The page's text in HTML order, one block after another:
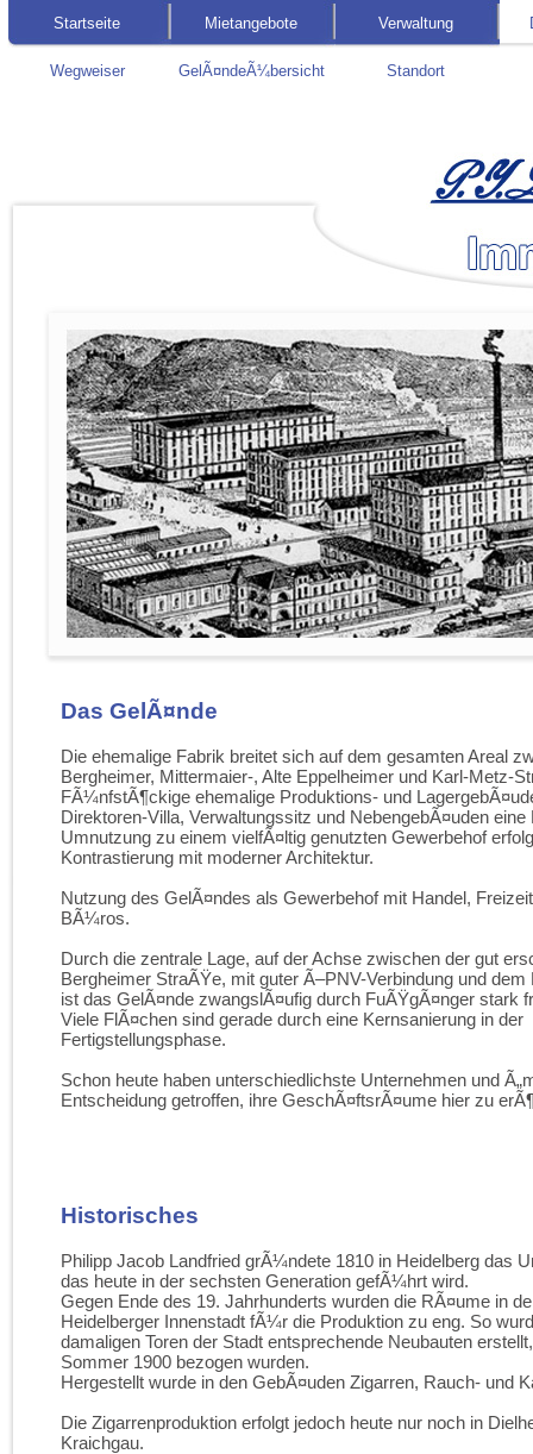
Startseite Mietangebote Verwaltung
Wegweiser GelÃ¤ndeÃ¼bersicht Standort
Das GelÃ¤nde
Die ehemalige Fabrik breitet sich auf dem gesamten Areal
Bergheimer, Mittermaier-, Alte Eppelheimer und Karl-Metz-
FÃ¼nfstÃ¶ckige ehemalige Produktions- und
Direktoren-Villa, Verwaltungssitz und NebengebÃ¤uden eine
Umnutzung zu einem vielfÃ¤ltig genutzten Gewerbehof
Kontrastierung mit moderner Architektur.
Nutzung des GelÃ¤ndes als Gewerbehof mit Handel,
BÃ¼ros.
Durch die zentrale Lage, auf der Achse zwischen der gut
Bergheimer StraÃŸe, mit guter Ã–PNV-Verbindung und dem
ist das GelÃ¤nde zwangslÃ¤ufig durch FuÃŸgÃ¤nger stark
Viele FlÃ¤chen sind gerade durch eine Kernsanierung in der
Fertigstellungsphase.
Schon heute haben unterschiedlichste Unternehmen und
Entscheidung getroffen, ihre GeschÃ¤ftsrÃ¤ume hier zu
Historisches
Philipp Jacob Landfried grÃ¼ndete 1810 in Heidelberg das
das heute in der sechsten Generation gefÃ¼hrt wird.
Gegen Ende des 19. Jahrhunderts wurden die RÃ¤ume in
Heidelberger Innenstadt fÃ¼r die Produktion zu eng. So
damaligen Toren der Stadt entsprechende Neubauten
Sommer 1900 bezogen wurden.
Hergestellt wurde in den GebÃ¤uden Zigarren, Rauch- und
Die Zigarrenproduktion erfolgt jedoch heute nur noch in
Kraichgau.